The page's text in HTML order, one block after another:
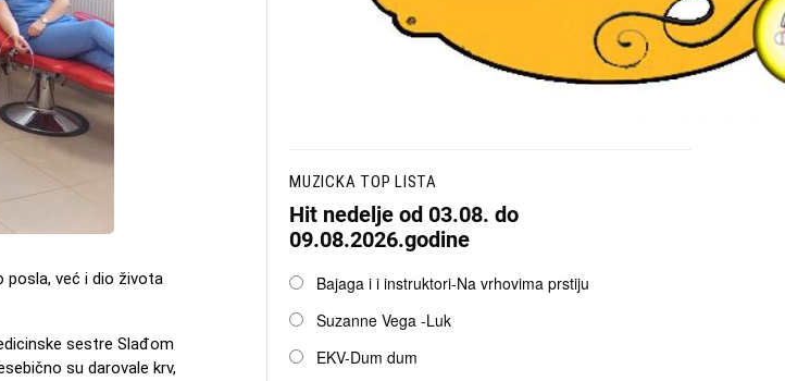
posla, već i dio života
sestre Slađom
su darovale krv,
MUZICKA TOP LISTA
Hit nedelje od 03.08. do
09.08.2026.godine
OpcijeBajaga i i instruktori-Na vrhovima prstiju
Suzanne Vega -Luk
EKV-Dum dum